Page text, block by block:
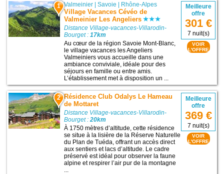
1 Valmeinier |Savoie | Rhône-Alpes
Village Vacances Cévéo de
Valmeinier Les Angeliers
Distance Village-vacances-Villarodin-
Bourget :17km
Au cœur de la région Savoie Mont-Blanc,
le village vacances les Angeliers
Valmeiniers vous accueille dans une
ambiance conviviale, idéale pour des
séjours en famille ou entre amis.
L’établissement met à disposition un ...
Meilleure
offre
301 €
7 nuit(s)
VOIR
L'OFFRE
2 Résidence Club Odalys Le Hameau
de Mottaret
Distance Village-vacances-Villarodin-
Bourget :20km
À 1750 mètres d’altitude, cette résidence
se situe à la lisière de la Réserve Naturelle
du Plan de Tuéda, offrant un accès direct
aux sentiers et lacs d’altitude. Le cadre
préservé est idéal pour observer la faune
alpine et respirer l’air pur de la montagne
...
Meilleure
offre
369 €
7 nuit(s)
VOIR
L'OFFRE